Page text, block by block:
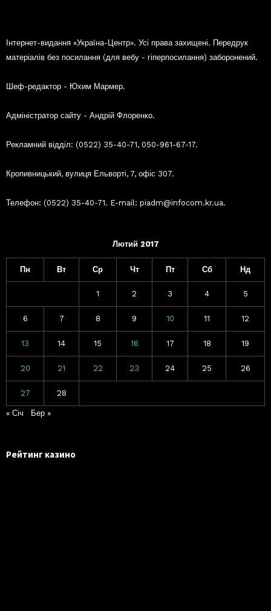
Інтернет-видання «Україна-Центр». Усі права захищені. Передрук
матеріалів без посилання (для вебу - гіперпосилання) заборонений.
Шеф-редактор - Юхим Мармер.
Адміністратор сайту - Андрій Флоренко.
Рекламний відділ: (0522) 35-40-71, 050-961-67-17.
Кропивницький, вулиця Ельворті, 7, офіс 307.
Телефон: (0522) 35-40-71. E-mail: piadm@infocom.kr.ua.
Лютий 2017
Пн Вт Ср Чт Пт Сб Нд
1 2 3 4 5
6 7 8 9 10 11 12
13 14 15 16 17 18 19
20 21 22 23 24 25 26
27 28
« Січ Бер »
Рейтинг казино